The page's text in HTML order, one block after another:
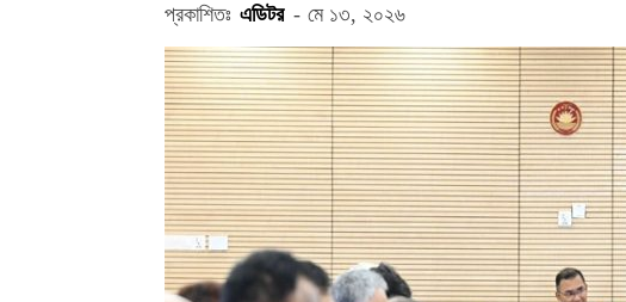
প্রকাশিতঃ এডিটর - মে ১৩, ২০২৬